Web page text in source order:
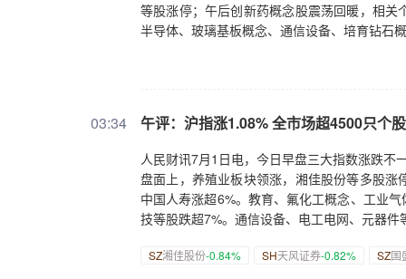
等股涨停；午后创新药概念股震荡回暖，相
半导体、玻璃基板概念、通信设备、培育钻石
03:34 午评：沪指涨1.08% 全市场超4500只个
人民财讯7月1日电，今日早盘三大指数涨跌
盘面上，养殖业板块领涨，湘佳股份等多股
中国人寿涨超6%。教育、氟化工概念、工业
技等股跌超7%。通信设备、电工电网、元器
SZ湘佳股份-0.84% SH天风证券-0.82% SZ国